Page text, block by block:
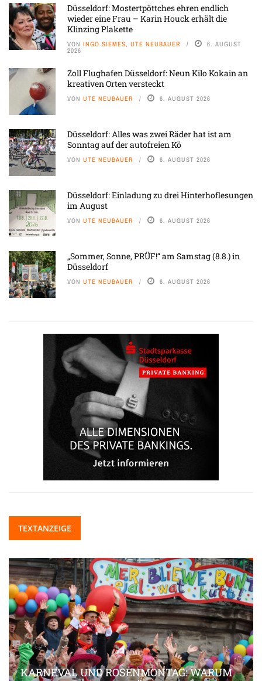
Düsseldorf: Mostertpöttches ehren endlich
wieder eine Frau – Karin Houck erhält die
Klinzing Plakette
VON INGO SIEMES, UTE NEUBAUER 6. AUGUST
2026
Zoll Flughafen Düsseldorf: Neun Kilo Kokain an
kreativen Orten versteckt
VON UTE NEUBAUER 6. AUGUST 2026
Düsseldorf: Alles was zwei Räder hat ist am
Sonntag auf der autofreien Kö
VON UTE NEUBAUER 6. AUGUST 2026
Düsseldorf: Einladung zu drei Hinterhoflesungen
im August
VON UTE NEUBAUER 6. AUGUST 2026
„Sommer, Sonne, PRÜF!“ am Samstag (8.8.) in
Düsseldorf
VON UTE NEUBAUER 6. AUGUST 2026
TEXTANZEIGE
KARNEVAL UND ROSENMONTAG: WARUM